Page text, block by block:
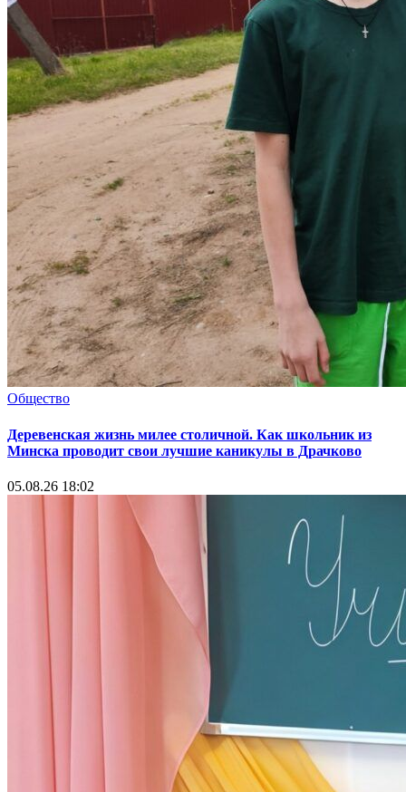
Общество
Деревенская жизнь милее столичной. Как школьник из
Минска проводит свои лучшие каникулы в Драчково
05.08.26 18:02